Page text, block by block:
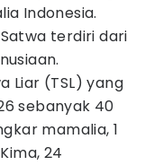
Indonesia.
terdiri dari
Liar (TSL) yang
sebanyak 40
mamalia, 1
24